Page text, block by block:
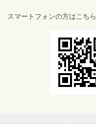
スマートフォンの方はこちら